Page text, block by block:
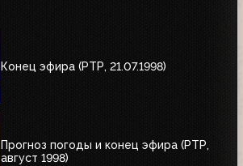
Конец эфира (РТР, 21.07.1998)
Прогноз погоды и конец эфира (РТР,
август 1998)